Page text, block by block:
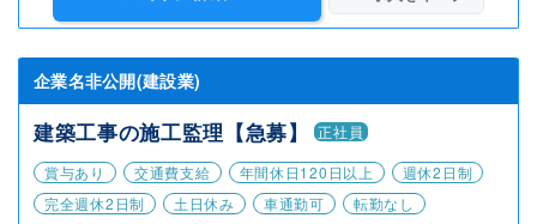
企業名非公開(建設業)
建築工事の施工監理【急募】
正社員
賞与あり
交通費支給 年間休日120日以上
週休2日制
完全週休2日制
土日休み 車通勤可 転勤なし